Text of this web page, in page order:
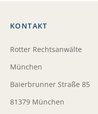
KONTAKT
Rotter Rechtsanwälte
München
Baierbrunner Straße 85
81379 München